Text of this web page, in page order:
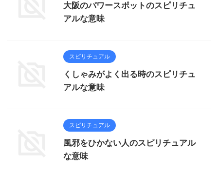
大阪のパワースポットのスピリチュ
アルな意味
スピリチュアル
くしゃみがよく出る時のスピリチュ
アルな意味
スピリチュアル
風邪をひかない人のスピリチュアル
な意味